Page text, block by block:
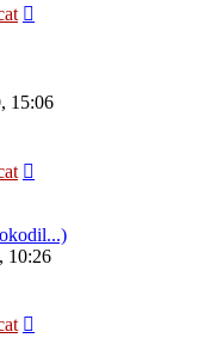
15:06
10:26